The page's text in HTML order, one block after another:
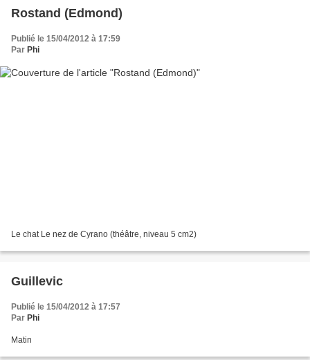
Rostand (Edmond)
Publié le 15/04/2012 à 17:59
Par Phi
Le chat Le nez de Cyrano (théâtre, niveau 5 cm2)
Guillevic
Publié le 15/04/2012 à 17:57
Par Phi
Matin